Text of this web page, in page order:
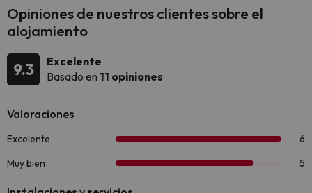
Opiniones de nuestros clientes sobre el
alojamiento
9.3
Excelente
Basado en 11 opiniones